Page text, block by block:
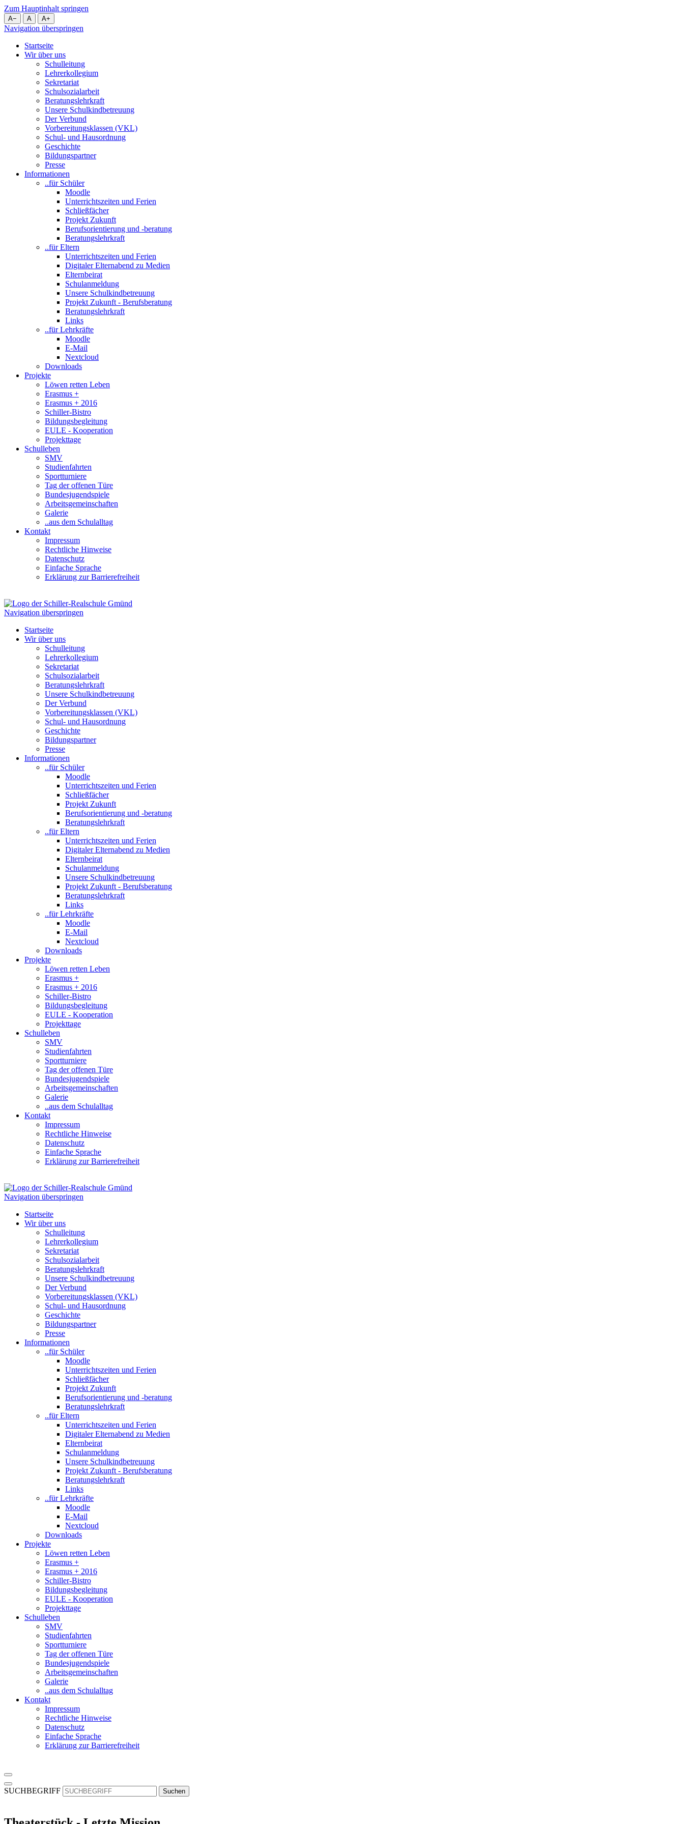
Zum Hauptinhalt springen
A− A A+
Navigation überspringen
Startseite
Wir über uns
Schulleitung
Lehrerkollegium
Sekretariat
Schulsozialarbeit
Beratungslehrkraft
Unsere Schulkindbetreuung
Der Verbund
Vorbereitungsklassen (VKL)
Schul- und Hausordnung
Geschichte
Bildungspartner
Presse
Informationen
..für Schüler
Moodle
Unterrichtszeiten und Ferien
Schließfächer
Projekt Zukunft
Berufsorientierung und -beratung
Beratungslehrkraft
..für Eltern
Unterrichtszeiten und Ferien
Digitaler Elternabend zu Medien
Elternbeirat
Schulanmeldung
Unsere Schulkindbetreuung
Projekt Zukunft - Berufsberatung
Beratungslehrkraft
Links
..für Lehrkräfte
Moodle
E-Mail
Nextcloud
Downloads
Projekte
Löwen retten Leben
Erasmus +
Erasmus + 2016
Schiller-Bistro
Bildungsbegleitung
EULE - Kooperation
Projekttage
Schulleben
SMV
Studienfahrten
Sportturniere
Tag der offenen Türe
Bundesjugendspiele
Arbeitsgemeinschaften
Galerie
..aus dem Schulalltag
Kontakt
Impressum
Rechtliche Hinweise
Datenschutz
Einfache Sprache
Erklärung zur Barrierefreiheit
Navigation überspringen
Startseite
Wir über uns
Schulleitung
Lehrerkollegium
Sekretariat
Schulsozialarbeit
Beratungslehrkraft
Unsere Schulkindbetreuung
Der Verbund
Vorbereitungsklassen (VKL)
Schul- und Hausordnung
Geschichte
Bildungspartner
Presse
Informationen
..für Schüler
Moodle
Unterrichtszeiten und Ferien
Schließfächer
Projekt Zukunft
Berufsorientierung und -beratung
Beratungslehrkraft
..für Eltern
Unterrichtszeiten und Ferien
Digitaler Elternabend zu Medien
Elternbeirat
Schulanmeldung
Unsere Schulkindbetreuung
Projekt Zukunft - Berufsberatung
Beratungslehrkraft
Links
..für Lehrkräfte
Moodle
E-Mail
Nextcloud
Downloads
Projekte
Löwen retten Leben
Erasmus +
Erasmus + 2016
Schiller-Bistro
Bildungsbegleitung
EULE - Kooperation
Projekttage
Schulleben
SMV
Studienfahrten
Sportturniere
Tag der offenen Türe
Bundesjugendspiele
Arbeitsgemeinschaften
Galerie
..aus dem Schulalltag
Kontakt
Impressum
Rechtliche Hinweise
Datenschutz
Einfache Sprache
Erklärung zur Barrierefreiheit
Navigation überspringen
Startseite
Wir über uns
Schulleitung
Lehrerkollegium
Sekretariat
Schulsozialarbeit
Beratungslehrkraft
Unsere Schulkindbetreuung
Der Verbund
Vorbereitungsklassen (VKL)
Schul- und Hausordnung
Geschichte
Bildungspartner
Presse
Informationen
..für Schüler
Moodle
Unterrichtszeiten und Ferien
Schließfächer
Projekt Zukunft
Berufsorientierung und -beratung
Beratungslehrkraft
..für Eltern
Unterrichtszeiten und Ferien
Digitaler Elternabend zu Medien
Elternbeirat
Schulanmeldung
Unsere Schulkindbetreuung
Projekt Zukunft - Berufsberatung
Beratungslehrkraft
Links
..für Lehrkräfte
Moodle
E-Mail
Nextcloud
Downloads
Projekte
Löwen retten Leben
Erasmus +
Erasmus + 2016
Schiller-Bistro
Bildungsbegleitung
EULE - Kooperation
Projekttage
Schulleben
SMV
Studienfahrten
Sportturniere
Tag der offenen Türe
Bundesjugendspiele
Arbeitsgemeinschaften
Galerie
..aus dem Schulalltag
Kontakt
Impressum
Rechtliche Hinweise
Datenschutz
Einfache Sprache
Erklärung zur Barrierefreiheit
SUCHBEGRIFF Suchen